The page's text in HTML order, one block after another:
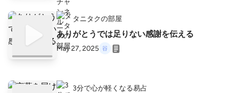
タニタクの部屋
ありがとうでは足りない感謝を伝える
May 27, 2025
3分で心が軽くなる易占